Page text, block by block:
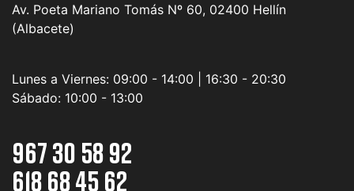
Av. Poeta Mariano Tomás Nº 60, 02400 Hellín
(Albacete)
Lunes a Viernes: 09:00 - 14:00 | 16:30 - 20:30
Sábado: 10:00 - 13:00
967 30 58 92
618 68 45 62